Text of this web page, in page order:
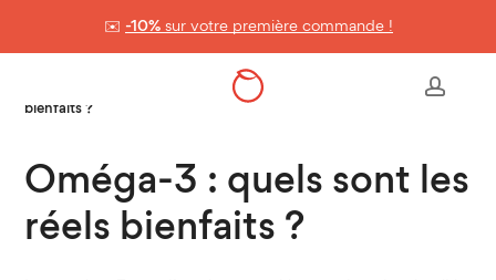
content
✉️ -10%sur votre première commande !
Panier
Nos conseils & astuces
Oméga-3 : quels sont les réels
bienfaits ?
Oméga-3 : quels sont les
réels bienfaits ?